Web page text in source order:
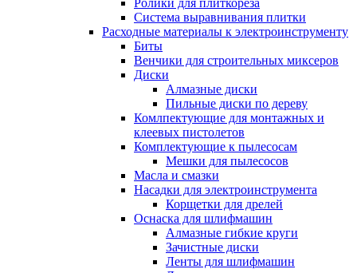
Ролики для плиткореза
Система выравнивания плитки
Расходные материалы к электроинструменту
Биты
Венчики для строительных миксеров
Диски
Алмазные диски
Пильные диски по дереву
Комлпектующие для монтажных и
клеевых пистолетов
Комплектующие к пылесосам
Мешки для пылесосов
Масла и смазки
Насадки для электроинструмента
Корщетки для дрелей
Оснаска для шлифмашин
Алмазные гибкие круги
Зачистные диски
Ленты для шлифмашин